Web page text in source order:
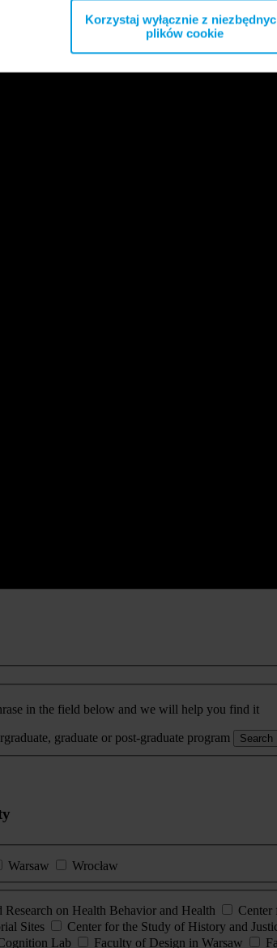
Korzystaj wyłącznie z
plików cookie
in the field below and we will help you find it
graduate or post-graduate program Search
Warsaw
Wrocław
on Health Behavior and Health Center
Sites Center for the Study of History and
Lab Faculty of Design in Warsaw